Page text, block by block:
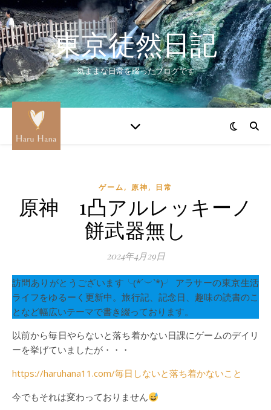
東京徒然日記
気ままな日常を綴ったブログです
ゲーム, 原神, 日常
原神 1凸アルレッキーノ
餅武器無し
2024年4月29日
訪問ありがとうございます╰(*´︶`*)╯ アラサーの東京生活
ライフをゆるーく更新中。旅行記、記念日、趣味の読書のこ
となど幅広いテーマで書き綴っております。
以前から毎日やらないと落ち着かない日課にゲームのデイリ
ーを挙げていましたが・・・
https://haruhana11.com/毎日しないと落ち着かないこと
今でもそれは変わっておりません